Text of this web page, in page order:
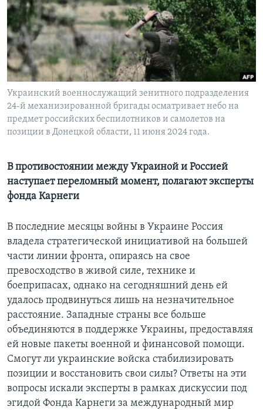
Learning English
СОЦИАЛЬНЫЕ СЕТИ
Языки
Украинский военнослужащий зенитного подразделения
24-й механизированной бригады осматривает небо на
предмет российских беспилотников и самолетов на
позиции в Донецкой области, 11 июня 2024 года.
В противостоянии между Украиной и Россией
наступает переломный момент, полагают эксперты
фонда Карнеги
В последние месяцы войны в Украине Россия
владела стратегической инициативой на большей
части линии фронта, опираясь на свое
превосходство в живой силе, технике и
боеприпасах, однако на сегодняшний день ей
удалось продвинуться лишь на незначительное
расстояние. Западные страны все больше
объединяются в поддержке Украины, предоставляя
ей новые пакеты военной и финансовой помощи.
Смогут ли украинские войска стабилизировать
позиции и восстановить свои силы? Ответы на эти
вопросы искали эксперты в рамках дискуссии под
эгидой Фонда Карнеги за международный мир